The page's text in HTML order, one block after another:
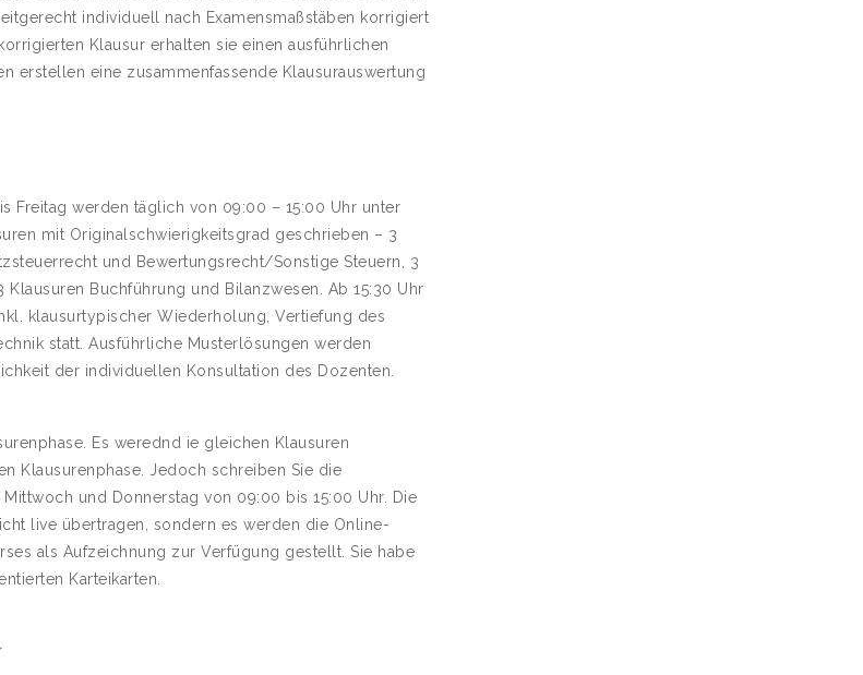
individuell nach Examensmaßstäben korrigiert
Klausur erhalten sie einen ausführlichen
erstellen eine zusammenfassende Klausurauswertung
Freitag werden täglich von 09:00 – 15:00 Uhr unter
mit Originalschwierigkeitsgrad geschrieben – 3
und Bewertungsrecht/Sonstige Steuern, 3
Klausuren Buchführung und Bilanzwesen. Ab 15:30 Uhr
klausurtypischer Wiederholung, Vertiefung des
statt. Ausführliche Musterlösungen werden
der individuellen Konsultation des Dozenten.
Es werednd ie gleichen Klausuren
Klausurenphase. Jedoch schreiben Sie die
und Donnerstag von 09:00 bis 15:00 Uhr. Die
live übertragen, sondern es werden die Online-
als Aufzeichnung zur Verfügung gestellt. Sie habe
Karteikarten.